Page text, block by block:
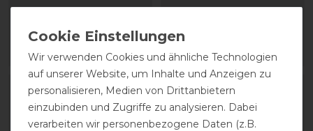
ARTIKEL MERKEN ARTIKEL MERKEN
-13% -13%
Wir verwenden Cookies und ähnliche Technologien
auf unserer Website, um Inhalte und Anzeigen zu
personalisieren, Medien von Drittanbietern
einzubinden und Zugriffe zu analysieren. Dabei
verarbeiten wir personenbezogene Daten (z.B.